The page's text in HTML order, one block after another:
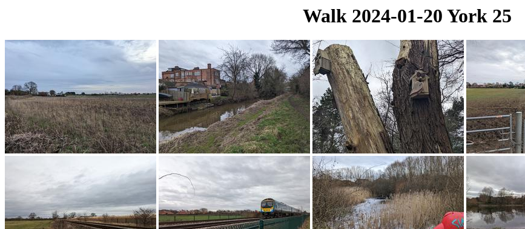
Walk 2024-01-20 York 25